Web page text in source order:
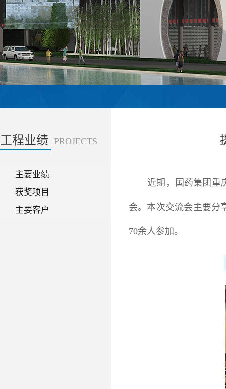
工程业绩 PROJECTS
主要业绩
获奖项目
主要客户
近期，国药集团重
会。本次交流会主要分
70余人参加。